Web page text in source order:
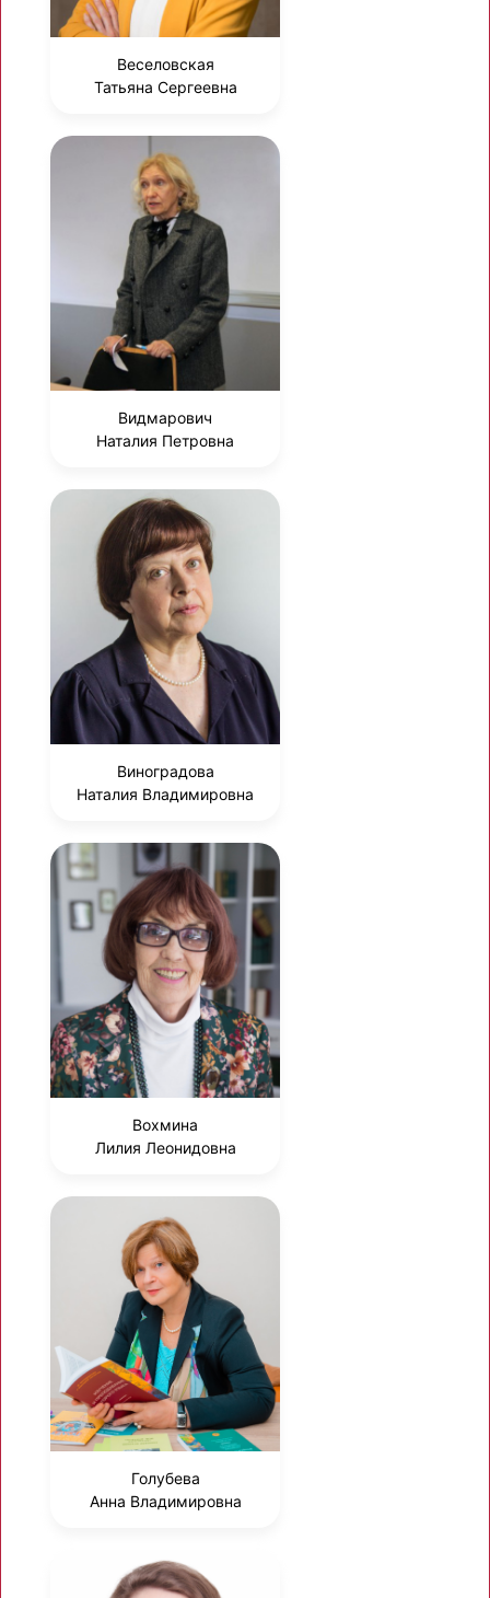
Веселовская
Татьяна Сергеевна
Видмарович
Наталия Петровна
Виноградова
Наталия Владимировна
Вохмина
Лилия Леонидовна
Голубева
Анна Владимировна